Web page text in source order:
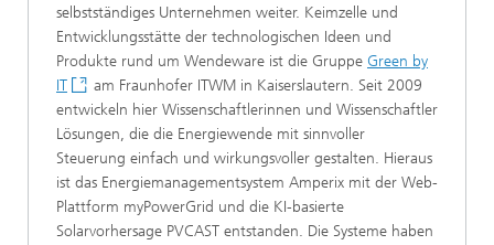
selbstständiges Unternehmen weiter. Keimzelle und
Entwicklungsstätte der technologischen Ideen und
Produkte rund um Wendeware ist die Gruppe Green by
IT
am Fraunhofer ITWM in Kaiserslautern. Seit 2009
entwickeln hier Wissenschaftlerinnen und Wissenschaftler
Lösungen, die die Energiewende mit sinnvoller
Steuerung einfach und wirkungsvoller gestalten. Hieraus
ist das Energiemanagementsystem Amperix mit der Web-
Plattform myPowerGrid und die KI-basierte
Solarvorhersage PVCAST entstanden. Die Systeme haben